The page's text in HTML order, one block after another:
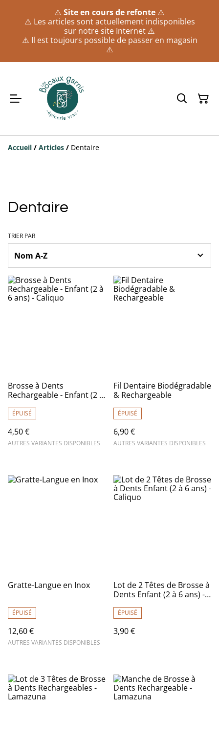
⚠️ Site en cours de refonte ⚠️
⚠️ Les articles sont actuellement indisponibles
sur notre site Internet ⚠️
⚠️ Il est toujours possible de passer en magasin
⚠️
Accueil / Articles / Dentaire
Dentaire
TRIER PAR
Brosse à Dents
Rechargeable - Enfant (2 à
ÉPUISÉ
4,50 €
AUTRES VARIANTES DISPONIBLES
Fil Dentaire Biodégradable
& Rechargeable
ÉPUISÉ
6,90 €
AUTRES VARIANTES DISPONIBLES
Gratte-Langue en Inox
ÉPUISÉ
12,60 €
AUTRES VARIANTES DISPONIBLES
Lot de 2 Têtes de Brosse à
Dents Enfant (2 à 6 ans) -
ÉPUISÉ
3,90 €